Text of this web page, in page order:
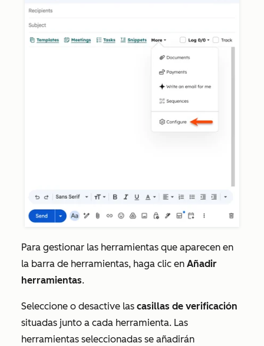
Para gestionar las herramientas que aparecen en
la barra de herramientas, haga clic en Añadir
herramientas.
Seleccione o desactive las casillas de verificación
situadas junto a cada herramienta. Las
herramientas seleccionadas se añadirán